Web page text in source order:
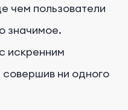
чем пользователи
значимое.
искренним
ни одного